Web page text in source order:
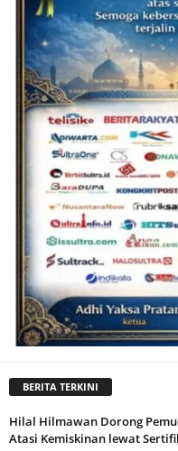
BERITA TERKINI
Hilal Hilmawan Dorong
Atasi Kemiskinan lewat